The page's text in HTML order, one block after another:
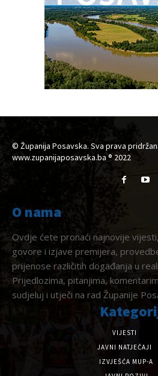
© Županija Posavska. Sva prava
www.zupanijaposavska.ba ® 2022
O nama
Ovdje ćete pronaći najnovije
govore i izjave premijera,
prijenose različitih događanja u
Prijedlozima, pitanjima,
sudjeluj i utječi na rad Županije
VIJESTI
JAVNI NATJEČAJI
IZVJEŠĆA MUP-A